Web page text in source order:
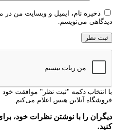
ذخیره نام، ایمیل و وبسایت من در
دیدگاهی می‌نویسم.
با انتخاب دکمه "ثبت نظر" موافقت خود
فروشگاه آنلاین هیس اعلام می‌کنم.
دیگران را با نوشتن نظرات خود،
کنید.